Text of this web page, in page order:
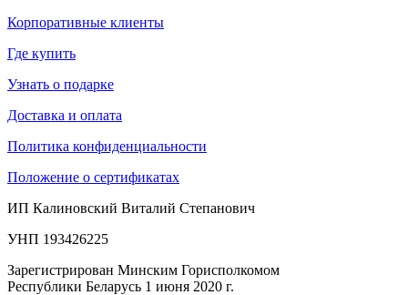
Корпоративные клиенты
Где купить
Узнать о подарке
Доставка и оплата
Политика конфиденциальности
Положение о сертификатах
ИП Калиновский Виталий Степанович
УНП 193426225
Зарегистрирован Минским Горисполкомом
Республики Беларусь 1 июня 2020 г.